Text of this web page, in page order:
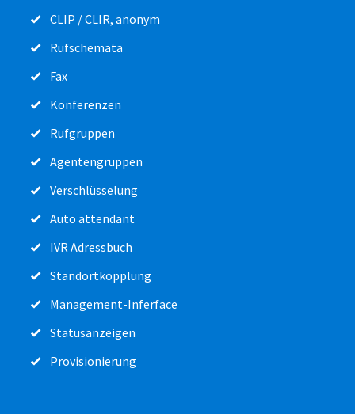
CLIP /CLIR, anonym
Rufschemata
Fax
Konferenzen
Rufgruppen
Agentengruppen
Verschlüsselung
Auto attendant
IVR Adressbuch
Standortkopplung
Management-Inferface
Statusanzeigen
Provisionierung